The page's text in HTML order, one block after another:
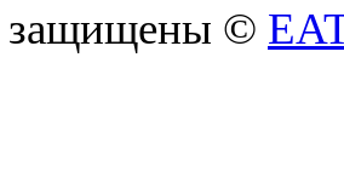
защищены ©